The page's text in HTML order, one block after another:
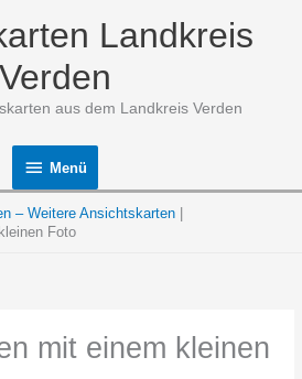
Landkreis
Verden
aus dem Landkreis Verden
Menü
Menü
– Weitere Ansichtskarten
Foto
mit einem kleinen